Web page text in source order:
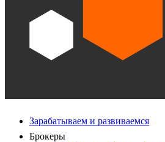
Зарабатываем и развиваемся
Брокеры